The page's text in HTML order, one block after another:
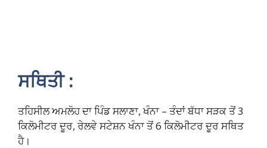
ਸਥਿਤੀ :
ਤਹਿਸੀਲ ਅਮਲੋਹ ਦਾ ਪਿੰਡ ਸਲਾਣਾ, ਖੰਨਾ – ਤੰਦਾਂ ਬੱਧਾ ਸੜਕ ਤੋਂ 3
ਕਿਲੋਮੀਟਰ ਦੂਰ, ਰੇਲਵੇ ਸਟੇਸ਼ਨ ਖੰਨਾ ਤੋਂ 6 ਕਿਲੋਮੀਟਰ ਦੂਰ ਸਥਿਤ
ਹੈ।